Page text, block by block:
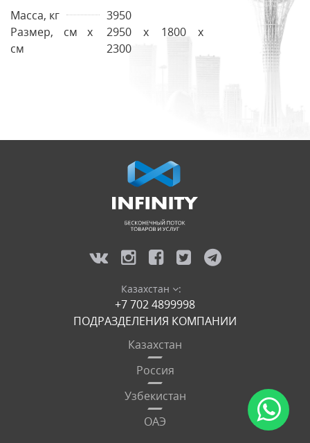
Масса, кг
3950
Размер, см х
см
2950 х 1800 х
2300
Казахстан :
+7 702 4899998
ПОДРАЗДЕЛЕНИЯ КОМПАНИИ
Казахстан
Россия
Узбекистан
ОАЭ